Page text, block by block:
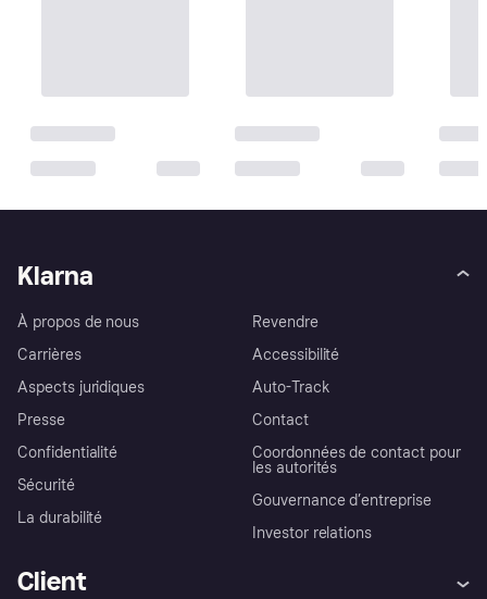
Klarna
À propos de nous
Carrières
Aspects juridiques
Presse
Confidentialité
Sécurité
La durabilité
Revendre
Accessibilité
Auto-Track
Contact
Coordonnées de contact pour
les autorités
Gouvernance d’entreprise
Investor relations
Client